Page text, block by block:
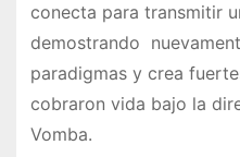
conecta para transmitir
demostrando
paradigmas y crea
cobraron vida bajo la
Vomba.